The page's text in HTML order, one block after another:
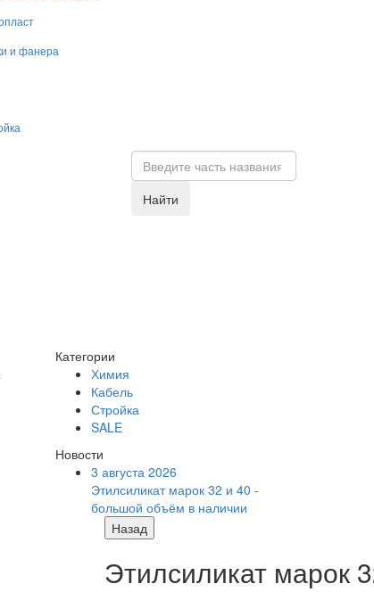
и фанера
Найти
Категории
Химия
Кабель
Стройка
SALE
Новости
3 августа 2026
Этилсиликат марок 32 и 40 -
большой объём в наличии
Назад
Этилсиликат марок